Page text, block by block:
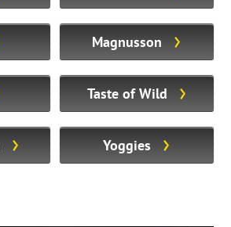
Magnusson
Taste of Wild
Yoggies